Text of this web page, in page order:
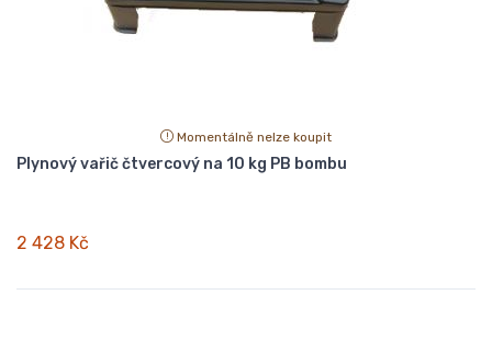
Momentálně nelze koupit
Plynový vařič čtvercový na 10 kg PB bombu
2 428 Kč